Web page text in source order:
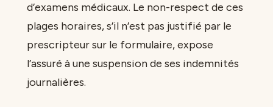
d’examens médicaux. Le non-respect de ces
plages horaires, s’il n’est pas justifié par le
prescripteur sur le formulaire, expose
l’assuré à une suspension de ses indemnités
journalières.